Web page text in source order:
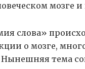
мозге
слова»
о мозге,
Нынешняя тема